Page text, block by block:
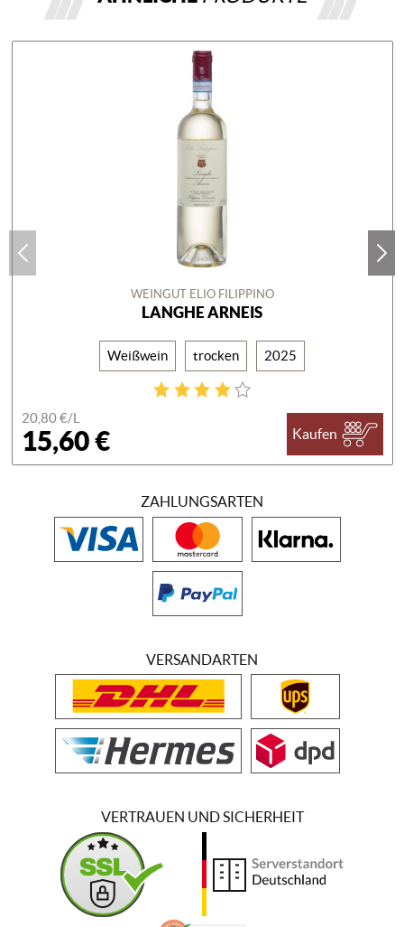
WEINGUT ELIO FILIPPINO
LANGHE ARNEIS
Weißwein trocken 2025
20,80 €/L
15,60 € Kaufen
ZAHLUNGSARTEN
VERSANDARTEN
VERTRAUEN UND SICHERHEIT